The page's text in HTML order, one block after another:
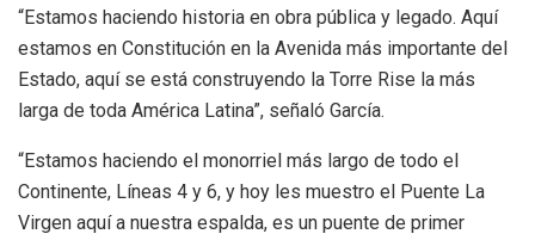
“Estamos haciendo historia en obra pública y legado. Aquí
estamos en Constitución en la Avenida más importante del
Estado, aquí se está construyendo la Torre Rise la más
larga de toda América Latina”, señaló García.
“Estamos haciendo el monorriel más largo de todo el
Continente, Líneas 4 y 6, y hoy les muestro el Puente La
Virgen aquí a nuestra espalda, es un puente de primer